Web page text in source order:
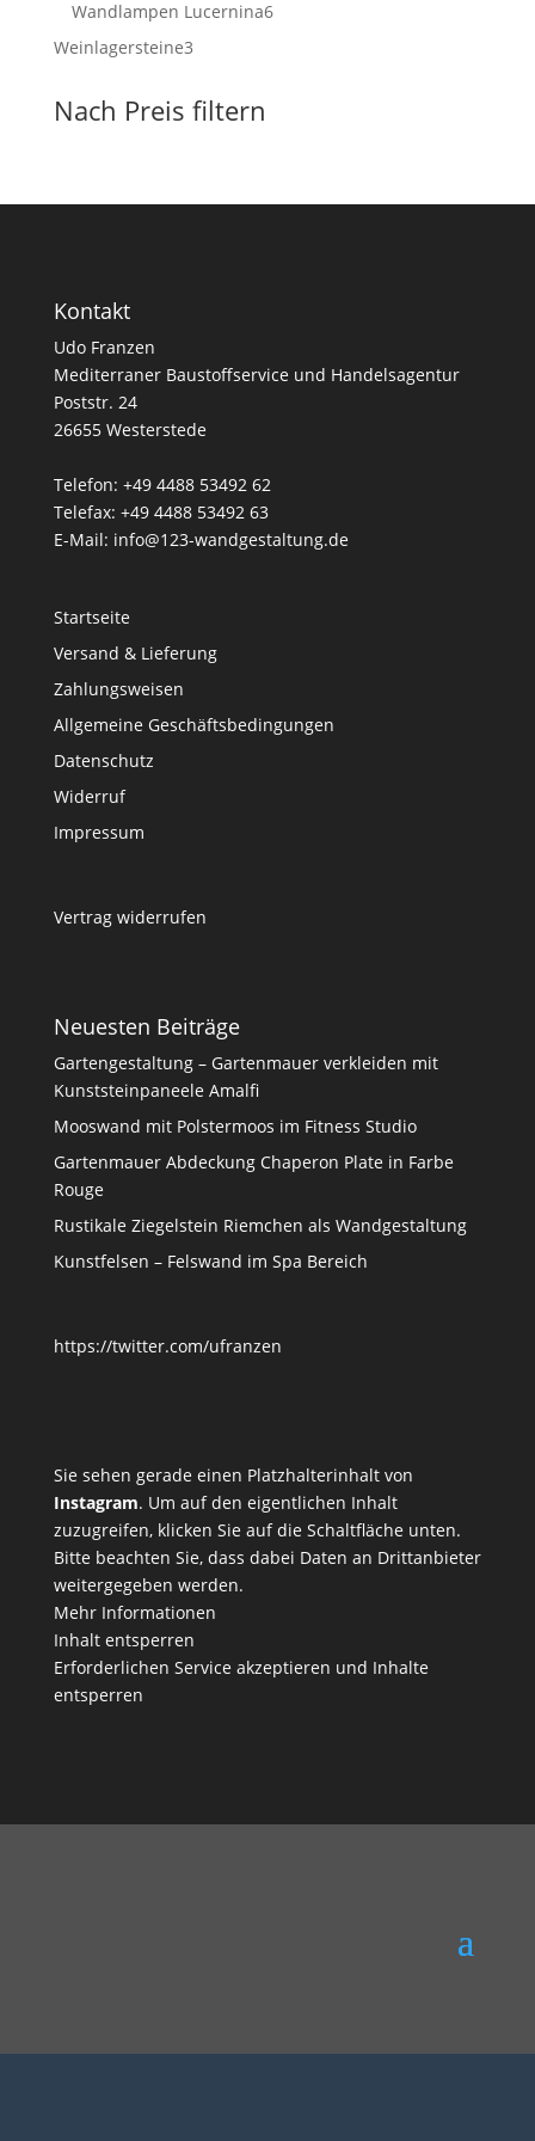
Wandlampen Lucernina66
Weinlagersteine33
Nach Preis filtern
Kontakt
Udo Franzen
Mediterraner Baustoffservice und Handelsagentur
Poststr. 24
26655 Westerstede
Telefon: +49 4488 53492 62
Telefax: +49 4488 53492 63
E-Mail: info@123-wandgestaltung.de
Startseite
Versand & Lieferung
Zahlungsweisen
Allgemeine Geschäftsbedingungen
Datenschutz
Widerruf
Impressum
Vertrag widerrufen
Neuesten Beiträge
Gartengestaltung – Gartenmauer verkleiden mit
Kunststeinpaneele Amalfi
Mooswand mit Polstermoos im Fitness Studio
Gartenmauer Abdeckung Chaperon Plate in Farbe
Rouge
Rustikale Ziegelstein Riemchen als Wandgestaltung
Kunstfelsen – Felswand im Spa Bereich
https://twitter.com/ufranzen
Sie sehen gerade einen Platzhalterinhalt von
Instagram. Um auf den eigentlichen Inhalt
zuzugreifen, klicken Sie auf die Schaltfläche unten.
Bitte beachten Sie, dass dabei Daten an Drittanbieter
weitergegeben werden.
Mehr Informationen
Inhalt entsperren
Erforderlichen Service akzeptieren und Inhalte
entsperren